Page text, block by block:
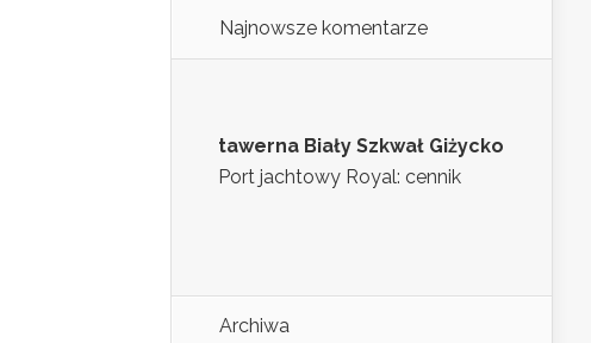
Najnowsze komentarze
tawerna Biały Szkwał Giżycko
Port jachtowy Royal: cennik
Archiwa